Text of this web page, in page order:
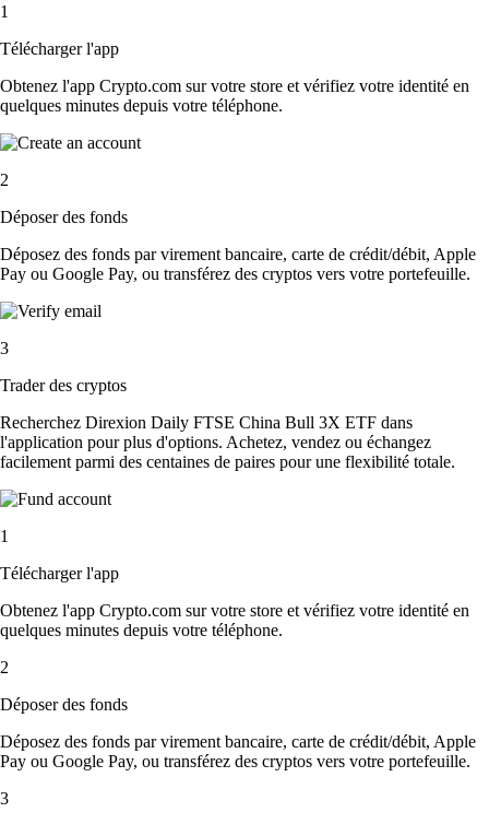
1
Télécharger l'app
Obtenez l'app Crypto.com sur votre store et vérifiez votre identité en
quelques minutes depuis votre téléphone.
2
Déposer des fonds
Déposez des fonds par virement bancaire, carte de crédit/débit, Apple
Pay ou Google Pay, ou transférez des cryptos vers votre portefeuille.
3
Trader des cryptos
Recherchez Direxion Daily FTSE China Bull 3X ETF dans
l'application pour plus d'options. Achetez, vendez ou échangez
facilement parmi des centaines de paires pour une flexibilité totale.
1
Télécharger l'app
Obtenez l'app Crypto.com sur votre store et vérifiez votre identité en
quelques minutes depuis votre téléphone.
2
Déposer des fonds
Déposez des fonds par virement bancaire, carte de crédit/débit, Apple
Pay ou Google Pay, ou transférez des cryptos vers votre portefeuille.
3